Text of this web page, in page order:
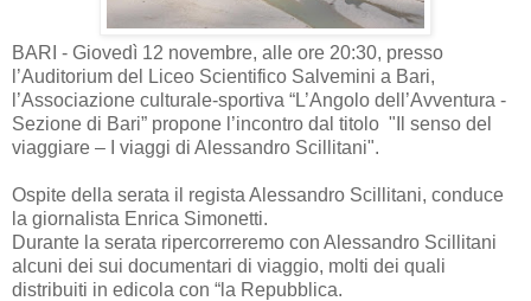
BARI - Giovedì 12 novembre, alle ore 20:30, presso
l’Auditorium del Liceo Scientifico Salvemini a Bari,
l’Associazione culturale-sportiva “L’Angolo dell’Avventura -
Sezione di Bari” propone l’incontro dal titolo "Il senso del
viaggiare – I viaggi di Alessandro Scillitani".
Ospite della serata il regista Alessandro Scillitani, conduce
la giornalista Enrica Simonetti.
Durante la serata ripercorreremo con Alessandro Scillitani
alcuni dei sui documentari di viaggio, molti dei quali
distribuiti in edicola con “la Repubblica.